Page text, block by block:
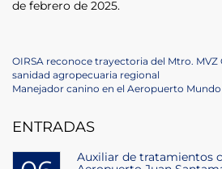
de febrero de 2025.
Navegación
de
entradas
Previous
Post
OIRSA reconoce trayectoria del Mtro. MVZ
sanidad agropecuaria regional
Next
Manejador canino en el Aeropuerto Mundo
ENTRADAS
Auxiliar de tratamientos